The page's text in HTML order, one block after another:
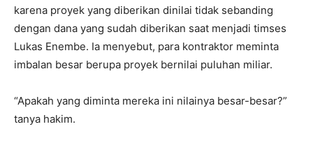
karena proyek yang diberikan dinilai tidak sebanding
dengan dana yang sudah diberikan saat menjadi timses
Lukas Enembe. Ia menyebut, para kontraktor meminta
imbalan besar berupa proyek bernilai puluhan miliar.
“Apakah yang diminta mereka ini nilainya besar-besar?”
tanya hakim.